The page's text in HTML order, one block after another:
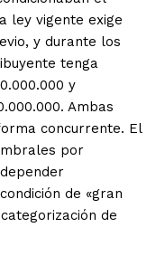
ley vigente exige
y durante los
tenga
y
Ambas
concurrente. El
por
de «gran
de